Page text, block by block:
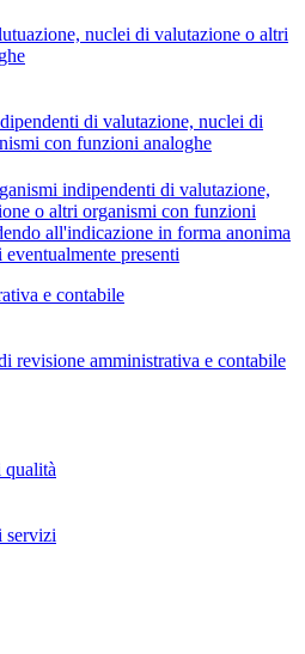
nuclei di valutazione o altri
di valutazione, nuclei di
con funzioni analoghe
indipendenti di valutazione,
o altri organismi con funzioni
all'indicazione in forma anonima
presenti
e contabile
revisione amministrativa e contabile
qualità
servizi